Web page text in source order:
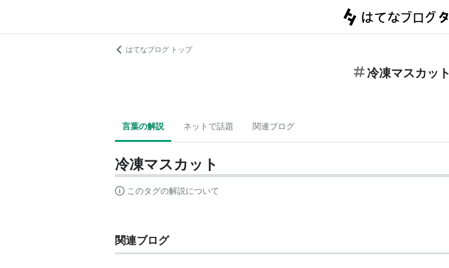
はてなブログ トップ
冷凍マスカット
言葉の解説 ネットで話題 関連ブログ
冷凍マスカット
このタグの解説について
関連ブログ